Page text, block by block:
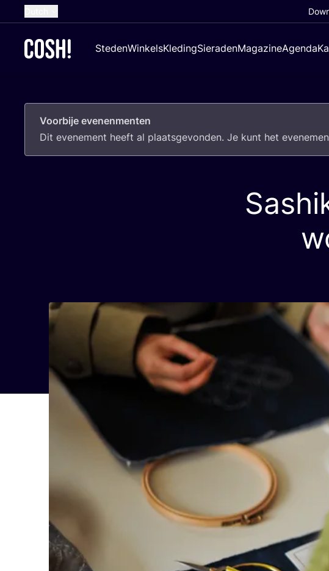
French
German
Croatian
StedenWinkelsKledingSieradenMagazineAgenda
Voorbije evenenmenten
Dit eve­ne­ment heeft al plaats­ge­von­den. Je kunt het